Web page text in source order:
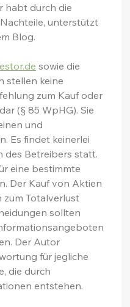
habt durch die
unterstützt
Blog.
sowie die
stellen keine
zum Kauf oder
(§ 85 WpHG). Sie
und
Es findet keinerlei
des Betreibers statt.
eine bestimmte
Der Kauf von Aktien
zum Totalverlust
sollten
Der Autor
für jegliche
die durch
entstehen.